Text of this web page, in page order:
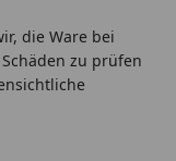
die Ware bei
zu prüfen